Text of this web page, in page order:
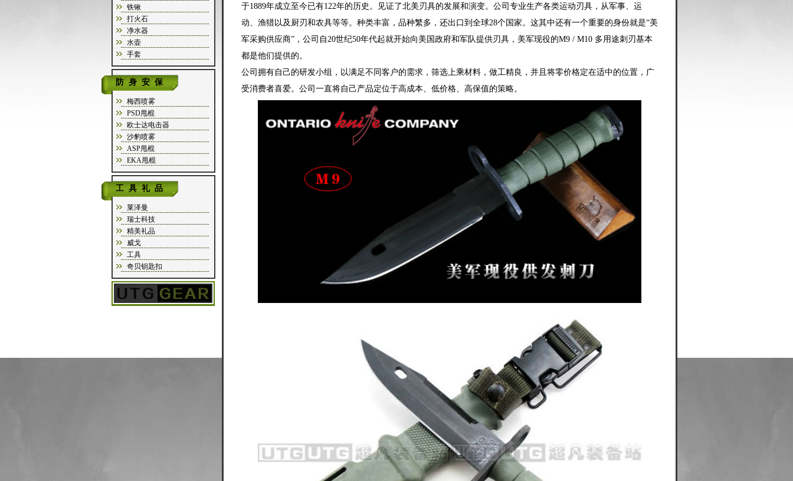
铁锹
打火石
净水器
水壶
手套
防身安保
梅西喷雾
PSD甩棍
欧士达电击器
沙豹喷雾
ASP甩棍
EKA甩棍
工具礼品
莱泽曼
瑞士科技
精美礼品
威戈
工具
奇贝钥匙扣
于1889年成立至今已有122年的历史。见证了北美刃具的发展和演变。公司专业生产各类运动刃具，从军事、运
动、渔猎以及厨刃和农具等等。种类丰富，品种繁多，还出口到全球28个国家。这其中还有一个重要的身份就是“美
军采购供应商”，公司自20世纪50年代起就开始向美国政府和军队提供刃具，美军现役的M9 / M10 多用途刺刃基本
都是他们提供的。
公司拥有自己的研发小组，以满足不同客户的需求，筛选上乘材料，做工精良，并且将零价格定在适中的位置，广
受消费者喜爱。公司一直将自己产品定位于高成本、低价格、高保值的策略。